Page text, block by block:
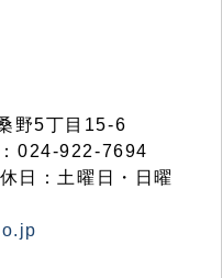
野5丁目15-6
024-922-7694
日：土曜日・日曜